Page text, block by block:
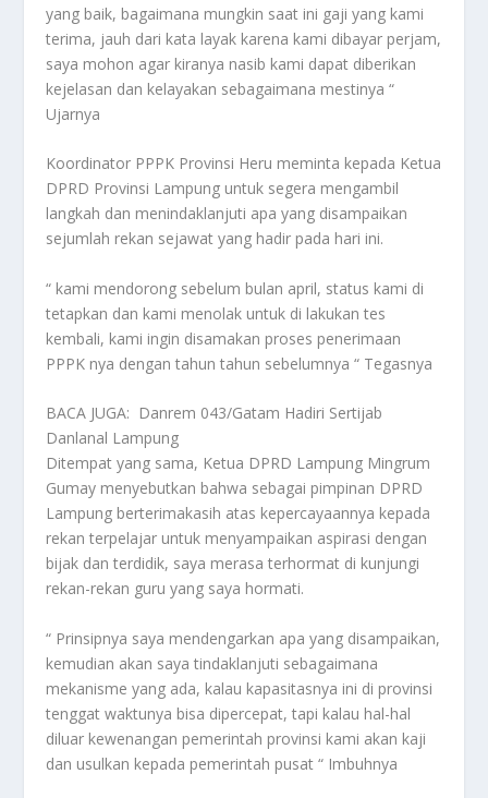
yang baik, bagaimana mungkin saat ini gaji yang kami
terima, jauh dari kata layak karena kami dibayar perjam,
saya mohon agar kiranya nasib kami dapat diberikan
kejelasan dan kelayakan sebagaimana mestinya “
Ujarnya
Koordinator PPPK Provinsi Heru meminta kepada Ketua
DPRD Provinsi Lampung untuk segera mengambil
langkah dan menindaklanjuti apa yang disampaikan
sejumlah rekan sejawat yang hadir pada hari ini.
“ kami mendorong sebelum bulan april, status kami di
tetapkan dan kami menolak untuk di lakukan tes
kembali, kami ingin disamakan proses penerimaan
PPPK nya dengan tahun tahun sebelumnya “ Tegasnya
BACA JUGA: Danrem 043/Gatam Hadiri Sertijab
Danlanal Lampung
Ditempat yang sama, Ketua DPRD Lampung Mingrum
Gumay menyebutkan bahwa sebagai pimpinan DPRD
Lampung berterimakasih atas kepercayaannya kepada
rekan terpelajar untuk menyampaikan aspirasi dengan
bijak dan terdidik, saya merasa terhormat di kunjungi
rekan-rekan guru yang saya hormati.
“ Prinsipnya saya mendengarkan apa yang disampaikan,
kemudian akan saya tindaklanjuti sebagaimana
mekanisme yang ada, kalau kapasitasnya ini di provinsi
tenggat waktunya bisa dipercepat, tapi kalau hal-hal
diluar kewenangan pemerintah provinsi kami akan kaji
dan usulkan kepada pemerintah pusat “ Imbuhnya